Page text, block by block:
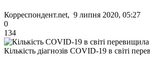
Корреспондент.net, 9 липня 2020, 05:27
0
134
Кількість діагнозів COVID-19 в світі